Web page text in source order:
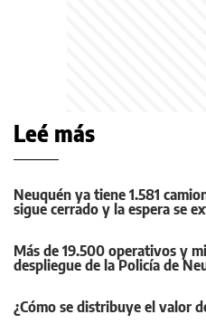
Leé más
Neuquén ya tiene 1.581
sigue cerrado y la espera se
Más de 19.500 operativos y
despliegue de la Policía de
¿Cómo se distribuye el valor